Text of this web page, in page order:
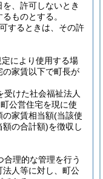
、許可しないとき
ものとする。
するときは、その許
定により使用する場
家賃以下で町長が
けた社会福祉法人
公営住宅を現に使
の家賃相当額(当該使
額の合計額)を徴収し
理的な管理を行う
法人等に対し、町公